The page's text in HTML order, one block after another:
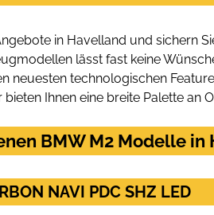
in Havelland und sichern
lässt fast keine
neuesten technologischen
Ihnen eine breite Palette an
BMW M2 Modelle
NAVI PDC SHZ LED